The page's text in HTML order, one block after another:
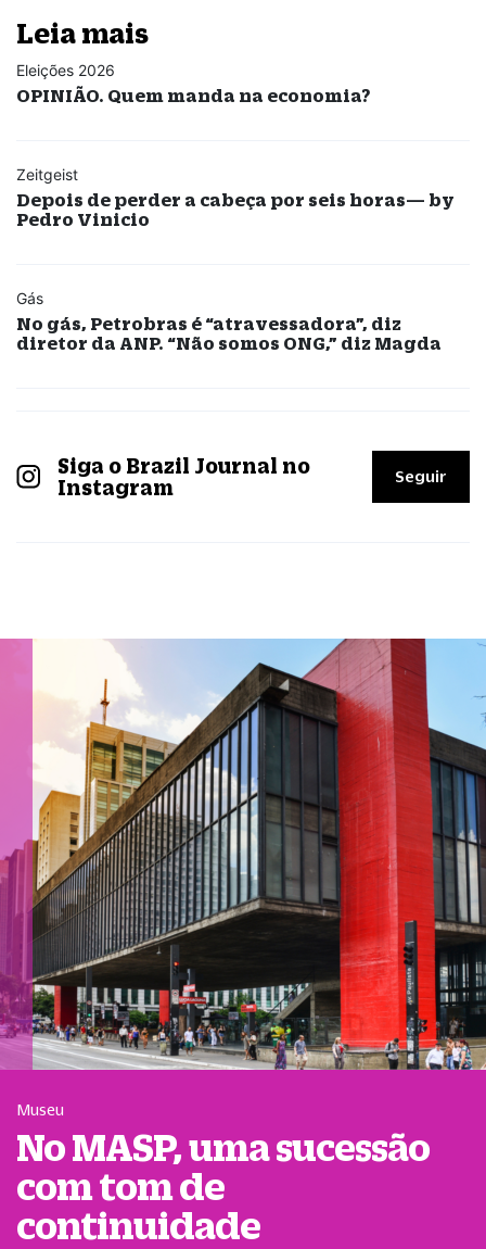
Leia mais
Eleições 2026
OPINIÃO. Quem manda na economia?
Zeitgeist
Depois de perder a cabeça por seis horas— by
Pedro Vinicio
Gás
No gás, Petrobras é “atravessadora”, diz
diretor da ANP. “Não somos ONG,” diz Magda
Siga o Brazil Journal no
Instagram
Seguir
Museu
No MASP, uma sucessão
com tom de
continuidade